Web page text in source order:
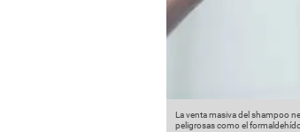
La venta masiva del shampoo
peligrosas como el